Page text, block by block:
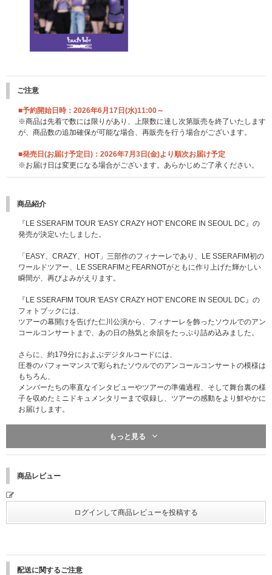
ご注意
■予約開始日時：2026年6月17日(水)11:00～
※商品は先着で数には限りがあり、上限数に達し次第販売を終了いたします
が、商品数の追加確保が可能な場合、再販売を行う場合がございます。
■発売日(お届け予定日)：2026年7月3日(金)より順次お届け予定
※お届け日は変更になる場合がございます。あらかじめご了承ください。
商品紹介
『LE SSERAFIM TOUR 'EASY CRAZY HOT' ENCORE IN SEOUL DC』の
発売が決定いたしました。
「EASY、CRAZY、HOT」三部作のフィナーレであり、LE SSERAFIM初の
ワールドツアー、LE SSERAFIMとFEARNOTがともに作り上げた輝かしい
瞬間が、再びよみがえります。
『LE SSERAFIM TOUR 'EASY CRAZY HOT' ENCORE IN SEOUL DC』の
フォトブックには、
ツアーの幕開けを告げた仁川公演から、フィナーレを飾ったソウルでのアン
コールコンサートまで、あの日の熱気と余韻をたっぷり詰め込みました。
さらに、約179分におよぶデジタルコードには、
圧巻のパフォーマンスで彩られたソウルでのアンコールコンサートの模様は
もちろん、
メンバーたちの率直なインタビューやツアーの準備過程、そして舞台裏の様
子を収めたミニドキュメンタリーまで収録し、ツアーの感動をより鮮やかに
お届けします。
また、VTR撮影現場の雰囲気やビハインドストーリーを収めたマガジンで
ツアーイベントをモチーフにしたSAKI'S HOLDERとフォトカードセットを
楽しみいただけます。
もっと見る
商品レビュー
配送に関するご注意